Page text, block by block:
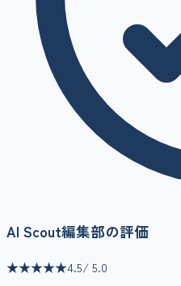
AI Scout編集部の評価
★★★★★4.5/ 5.0